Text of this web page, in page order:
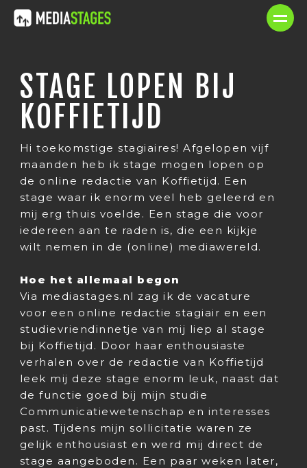
STAGE LOPEN BIJ
KOFFIETIJD
Hi toekomstige stagiaires! Afgelopen vijf
maanden heb ik stage mogen lopen op
de online redactie van Koffietijd. Een
stage waar ik enorm veel heb geleerd en
mij erg thuis voelde. Een stage die voor
iedereen aan te raden is, die een kijkje
wilt nemen in de (online) mediawereld.
Hoe het allemaal begon
Via mediastages.nl zag ik de vacature
voor een online redactie stagiair en een
studievriendinnetje van mij liep al stage
bij Koffietijd. Door haar enthousiaste
verhalen over de redactie van Koffietijd
leek mij deze stage enorm leuk, naast dat
de functie goed bij mijn studie
Communicatiewetenschap en interesses
past. Tijdens mijn sollicitatie waren ze
gelijk enthousiast en werd mij direct de
stage aangeboden. Een paar weken later,